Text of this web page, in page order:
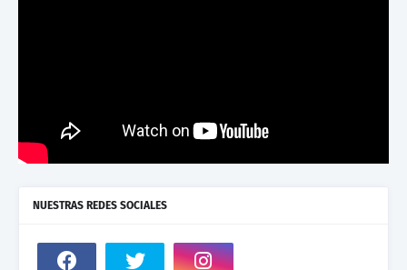
NUESTRAS REDES SOCIALES